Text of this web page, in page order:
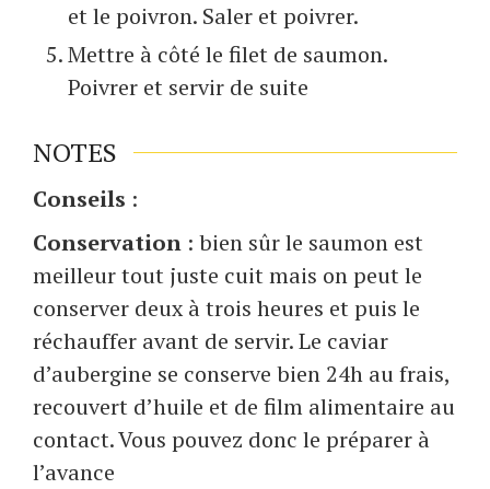
et le poivron. Saler et poivrer.
Mettre à côté le filet de saumon.
Poivrer et servir de suite
NOTES
Conseils :
Conservation : bien sûr le saumon est
meilleur tout juste cuit mais on peut le
conserver deux à trois heures et puis le
réchauffer avant de servir. Le caviar
d’aubergine se conserve bien 24h au frais,
recouvert d’huile et de film alimentaire au
contact. Vous pouvez donc le préparer à
l’avance